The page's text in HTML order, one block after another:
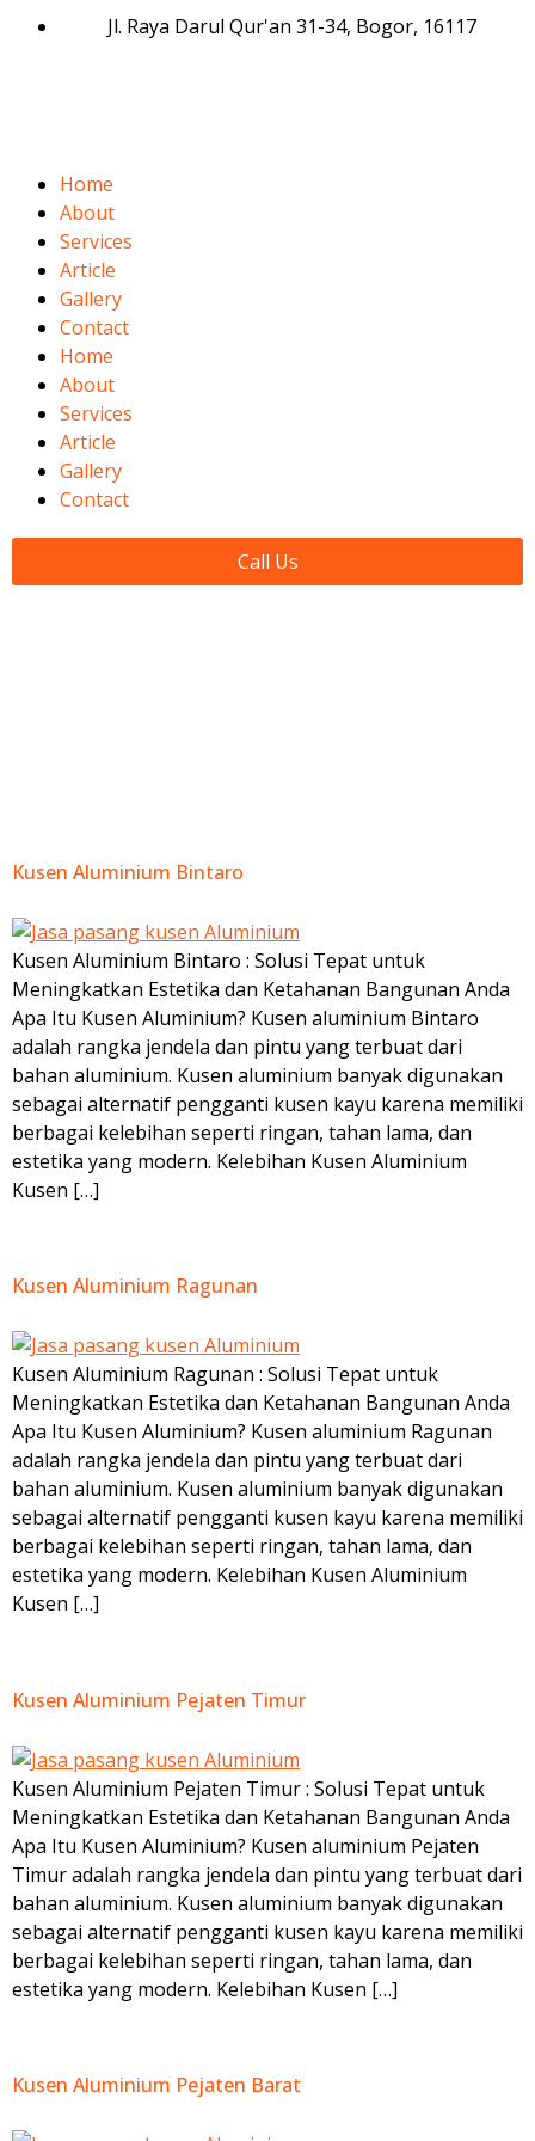
Jl. Raya Darul Qur'an 31-34, Bogor, 16117
Home
About
Services
Article
Gallery
Contact
Home
About
Services
Article
Gallery
Contact
Call Us
Kusen Aluminium Bintaro
Kusen Aluminium Bintaro : Solusi Tepat untuk
Meningkatkan Estetika dan Ketahanan Bangunan Anda
Apa Itu Kusen Aluminium? Kusen aluminium Bintaro
adalah rangka jendela dan pintu yang terbuat dari
bahan aluminium. Kusen aluminium banyak digunakan
sebagai alternatif pengganti kusen kayu karena memiliki
berbagai kelebihan seperti ringan, tahan lama, dan
estetika yang modern. Kelebihan Kusen Aluminium
Kusen […]
Kusen Aluminium Ragunan
Kusen Aluminium Ragunan : Solusi Tepat untuk
Meningkatkan Estetika dan Ketahanan Bangunan Anda
Apa Itu Kusen Aluminium? Kusen aluminium Ragunan
adalah rangka jendela dan pintu yang terbuat dari
bahan aluminium. Kusen aluminium banyak digunakan
sebagai alternatif pengganti kusen kayu karena memiliki
berbagai kelebihan seperti ringan, tahan lama, dan
estetika yang modern. Kelebihan Kusen Aluminium
Kusen […]
Kusen Aluminium Pejaten Timur
Kusen Aluminium Pejaten Timur : Solusi Tepat untuk
Meningkatkan Estetika dan Ketahanan Bangunan Anda
Apa Itu Kusen Aluminium? Kusen aluminium Pejaten
Timur adalah rangka jendela dan pintu yang terbuat dari
bahan aluminium. Kusen aluminium banyak digunakan
sebagai alternatif pengganti kusen kayu karena memiliki
berbagai kelebihan seperti ringan, tahan lama, dan
estetika yang modern. Kelebihan Kusen […]
Kusen Aluminium Pejaten Barat